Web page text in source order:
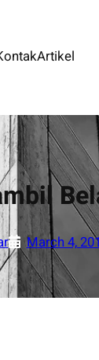
Artikel
March 4,